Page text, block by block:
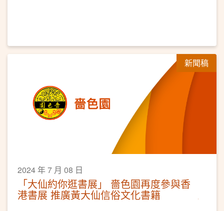
新聞稿
2024 年 7 月 08 日
「大仙約你逛書展」 嗇色園再度參與香
港書展 推廣黃大仙信俗文化書籍